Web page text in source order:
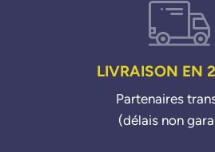
LIVRAISON EN
Partenaires
(délais non